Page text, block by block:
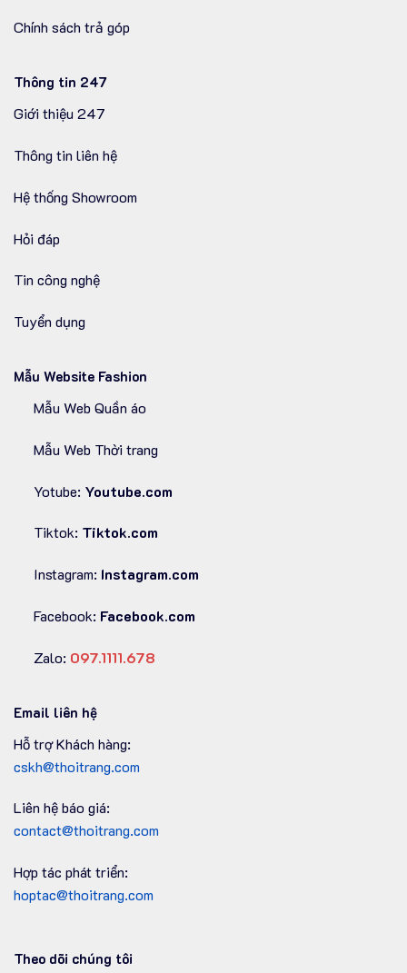
Chính sách trả góp
Thông tin 247
Giới thiệu 247
Thông tin liên hệ
Hệ thống Showroom
Hỏi đáp
Tin công nghệ
Tuyển dụng
Mẫu Website Fashion
Mẫu Web Quần áo
Mẫu Web Thời trang
Yotube: Youtube.com
Tiktok: Tiktok.com
Instagram: Instagram.com
Facebook: Facebook.com
Zalo: 097.1111.678
Email liên hệ
Hỗ trợ Khách hàng:
cskh@thoitrang.com
Liên hệ báo giá:
contact@thoitrang.com
Hợp tác phát triển:
hoptac@thoitrang.com
Theo dõi chúng tôi